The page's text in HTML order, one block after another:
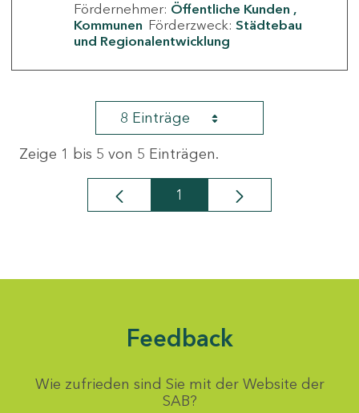
Fördernehmer: Öffentliche Kunden
Kommunen Förderzweck: Städtebau
und Regionalentwicklung
8 Einträge
Zeige 1 bis 5 von 5 Einträgen.
Seite
1
Feedback
Wie zufrieden sind Sie mit der Website der
SAB?